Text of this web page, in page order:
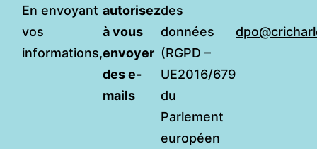
En envoyant
vos
informations,
autorisez
à vous
envoyer
des e-
mails
des
données
(RGPD –
UE2016/679
du
Parlement
européen